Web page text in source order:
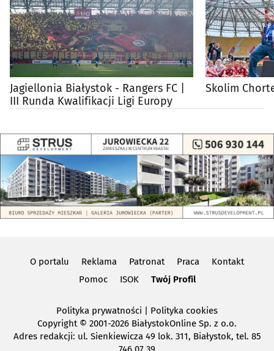
Jagiellonia Białystok - Rangers FC |
III Runda Kwalifikacji Ligi Europy
Skolim
O portalu Reklama Patronat Praca
Kontakt
Pomoc
ISOK Twój Profil
Polityka prywatności | Polityka cookies
Copyright© 2001-2026 BiałystokOnline Sp. z o.o.
Adres redakcji: ul. Sienkiewicza 49 lok. 311, Białystok, tel. 85